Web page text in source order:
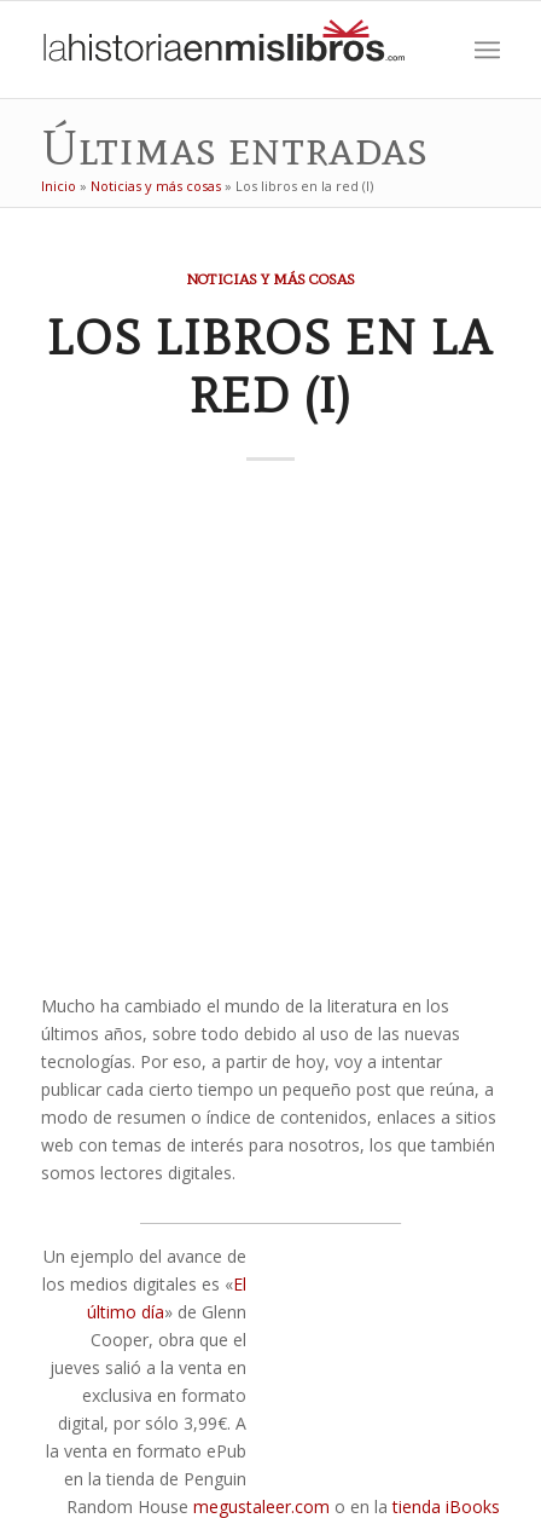
Últimas entradas
Inicio » Noticias y más cosas» Los libros en la red (I)
NOTICIAS Y MÁS COSAS
LOS LIBROS EN LA
RED (I)
Mucho ha cambiado el mundo de la literatura en los
últimos años, sobre todo debido al uso de las nuevas
tecnologías. Por eso, a partir de hoy, voy a intentar
publicar cada cierto tiempo un pequeño post que reúna, a
modo de resumen o índice de contenidos, enlaces a sitios
web con temas de interés para nosotros, los que también
somos lectores digitales.
Un ejemplo del avance de
los medios digitales es «El
último día» de Glenn
Cooper, obra que el
jueves salió a la venta en
exclusiva en formato
digital, por sólo 3,99€. A
la venta en formato ePub
en la tienda de Penguin
Random Housemegustaleer.com o en latienda iBooks